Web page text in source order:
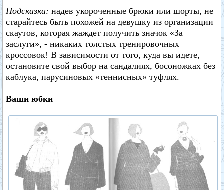
Подсказка: надев укороченные брюки или шорты, не
старайтесь быть похожей на девушку из организации
скаутов, которая жаждет получить значок «За
заслуги», - никаких толстых тренировочных
кроссовок! В зависимости от того, куда вы идете,
остановите свой выбор на сандалиях, босоножках без
каблука, парусиновых «теннисных» туфлях.
Ваши юбки